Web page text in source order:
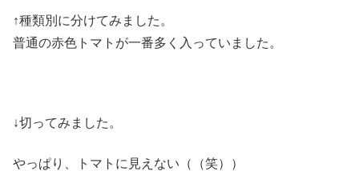
↑種類別に分けてみました。
普通の赤色トマトが一番多く入っていました。
↓切ってみました。
やっぱり、トマトに見えない（（笑））